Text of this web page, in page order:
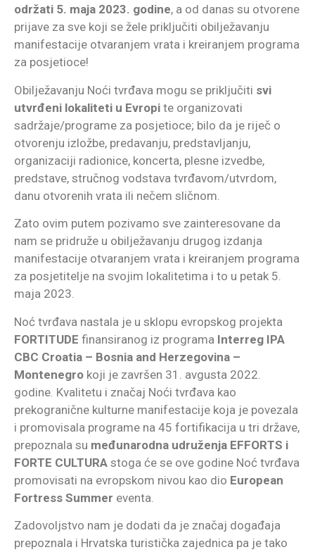
održati 5. maja 2023. godine, a od danas su otvorene
prijave za sve koji se žele priključiti obilježavanju
manifestacije otvaranjem vrata i kreiranjem programa
za posjetioce!
Obilježavanju Noći tvrđava mogu se priključiti svi
utvrđeni lokaliteti u Evropi te organizovati
sadržaje/programe za posjetioce; bilo da je riječ o
otvorenju izložbe, predavanju, predstavljanju,
organizaciji radionice, koncerta, plesne izvedbe,
predstave, stručnog vodstava tvrđavom/utvrdom,
danu otvorenih vrata ili nečem sličnom.
Zato ovim putem pozivamo sve zainteresovane da
nam se pridruže u obilježavanju drugog izdanja
manifestacije otvaranjem vrata i kreiranjem programa
za posjetitelje na svojim lokalitetima i to u petak 5.
maja 2023.
Noć tvrđava nastala je u sklopu evropskog projekta
FORTITUDE finansiranog iz programa Interreg IPA
CBC Croatia – Bosnia and Herzegovina –
Montenegro koji je završen 31. avgusta 2022.
godine. Kvalitetu i značaj Noći tvrđava kao
prekogranične kulturne manifestacije koja je povezala
i promovisala programe na 45 fortifikacija u tri države,
prepoznala su međunarodna udruženja EFFORTS i
FORTE CULTURA stoga će se ove godine Noć tvrđava
promovisati na evropskom nivou kao dio European
Fortress Summer eventa.
Zadovoljstvo nam je dodati da je značaj događaja
prepoznala i Hrvatska turistička zajednica pa je tako